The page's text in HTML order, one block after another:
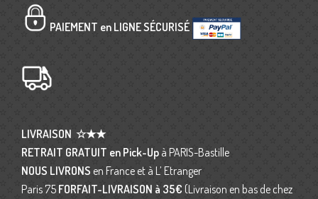
PAIEMENT en LIGNE SÉCURISÉ
LIVRAISON ☆★★
RETRAIT GRATUIT en Pick-Up à PARIS-Bastille
NOUS LIVRONS en France et à L’ Etranger
Paris 75 FORFAIT-LIVRAISON à 35€ (Livraison en bas de chez